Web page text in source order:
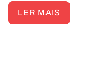
LER MAIS